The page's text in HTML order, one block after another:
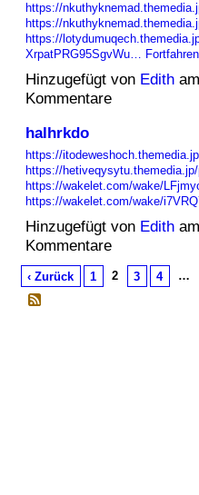
https://
https://
https://
XrpatPRG95SgvWu… Fortfahren
Hinzugefügt von Editham
Kommentare
halhrkdo
https://
https://
https://wakelet.com/wake/
https://wakelet.com/wake/
Hinzugefügt von Editham
Kommentare
‹ Zurück 1 2 3 4 …